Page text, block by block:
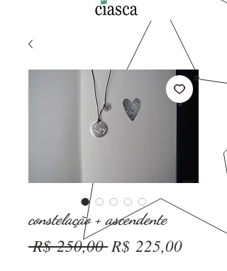
constelação + ascendente
R$ 250,00 Preço
R$ 225,00Preço